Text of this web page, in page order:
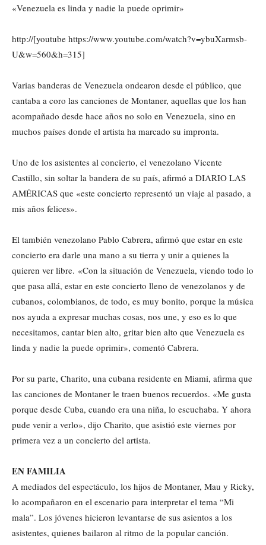
«Venezuela es linda y nadie la puede oprimir»
http://[youtube https://www.youtube.com/watch?v=ybuXarmsb-
U&w=560&h=315]
Varias banderas de Venezuela ondearon desde el público, que
cantaba a coro las canciones de Montaner, aquellas que los han
acompañado desde hace años no solo en Venezuela, sino en
muchos países donde el artista ha marcado su impronta.
Uno de los asistentes al concierto, el venezolano Vicente
Castillo, sin soltar la bandera de su país, afirmó a DIARIO LAS
AMÉRICAS que «este concierto representó un viaje al pasado, a
mis años felices».
El también venezolano Pablo Cabrera, afirmó que estar en este
concierto era darle una mano a su tierra y unir a quienes la
quieren ver libre. «Con la situación de Venezuela, viendo todo lo
que pasa allá, estar en este concierto lleno de venezolanos y de
cubanos, colombianos, de todo, es muy bonito, porque la música
nos ayuda a expresar muchas cosas, nos une, y eso es lo que
necesitamos, cantar bien alto, gritar bien alto que Venezuela es
linda y nadie la puede oprimir», comentó Cabrera.
Por su parte, Charito, una cubana residente en Miami, afirma que
las canciones de Montaner le traen buenos recuerdos. «Me gusta
porque desde Cuba, cuando era una niña, lo escuchaba. Y ahora
pude venir a verlo», dijo Charito, que asistió este viernes por
primera vez a un concierto del artista.
EN FAMILIA
A mediados del espectáculo, los hijos de Montaner, Mau y Ricky,
lo acompañaron en el escenario para interpretar el tema “Mi
mala”. Los jóvenes hicieron levantarse de sus asientos a los
asistentes, quienes bailaron al ritmo de la popular canción.